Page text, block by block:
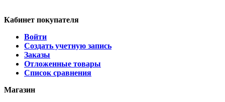
Кабинет покупателя
Войти
Создать учетную запись
Заказы
Отложенные товары
Список сравнения
Магазин